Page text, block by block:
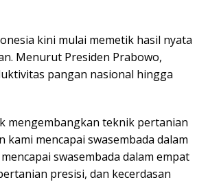
kini mulai memetik hasil nyata
Menurut Presiden Prabowo,
pangan nasional hingga
mengembangkan teknik pertanian
mencapai swasembada dalam
swasembada dalam empat
presisi, dan kecerdasan